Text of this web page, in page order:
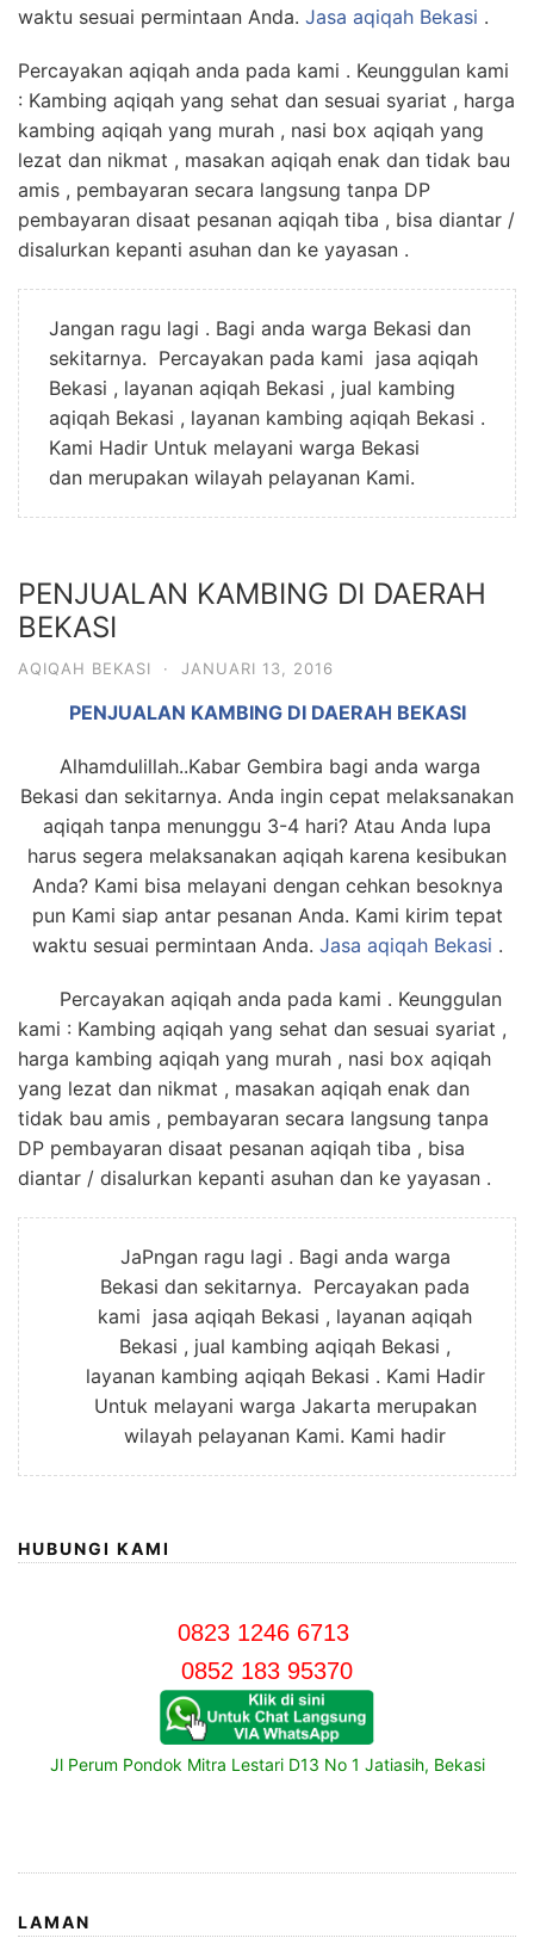
waktu sesuai permintaan Anda. Jasa aqiqah Bekasi .
Percayakan aqiqah anda pada kami . Keunggulan kami
: Kambing aqiqah yang sehat dan sesuai syariat , harga
kambing aqiqah yang murah , nasi box aqiqah yang
lezat dan nikmat , masakan aqiqah enak dan tidak bau
amis , pembayaran secara langsung tanpa DP
pembayaran disaat pesanan aqiqah tiba , bisa diantar /
disalurkan kepanti asuhan dan ke yayasan .
Jangan ragu lagi . Bagi anda warga Bekasi dan
sekitarnya. Percayakan pada kami jasa aqiqah
Bekasi , layanan aqiqah Bekasi , jual kambing
aqiqah Bekasi , layanan kambing aqiqah Bekasi .
Kami Hadir Untuk melayani warga Bekasi
dan merupakan wilayah pelayanan Kami.
PENJUALAN KAMBING DI DAERAH
BEKASI
AQIQAH BEKASI · JANUARI 13, 2016
PENJUALAN KAMBING DI DAERAH BEKASI
Alhamdulillah..Kabar Gembira bagi anda warga
Bekasi dan sekitarnya. Anda ingin cepat melaksanakan
aqiqah tanpa menunggu 3-4 hari? Atau Anda lupa
harus segera melaksanakan aqiqah karena kesibukan
Anda? Kami bisa melayani dengan cehkan besoknya
pun Kami siap antar pesanan Anda. Kami kirim tepat
waktu sesuai permintaan Anda. Jasa aqiqah Bekasi .
Percayakan aqiqah anda pada kami . Keunggulan
kami : Kambing aqiqah yang sehat dan sesuai syariat ,
harga kambing aqiqah yang murah , nasi box aqiqah
yang lezat dan nikmat , masakan aqiqah enak dan
tidak bau amis , pembayaran secara langsung tanpa
DP pembayaran disaat pesanan aqiqah tiba , bisa
diantar / disalurkan kepanti asuhan dan ke yayasan .
JaPngan ragu lagi . Bagi anda warga
Bekasi dan sekitarnya. Percayakan pada
kami jasa aqiqah Bekasi , layanan aqiqah
Bekasi , jual kambing aqiqah Bekasi ,
layanan kambing aqiqah Bekasi . Kami Hadir
Untuk melayani warga Jakarta merupakan
wilayah pelayanan Kami. Kami hadir
HUBUNGI KAMI
0823 1246 6713
0852 183 95370
Jl Perum Pondok Mitra Lestari D13 No 1 Jatiasih, Bekasi
LAMAN